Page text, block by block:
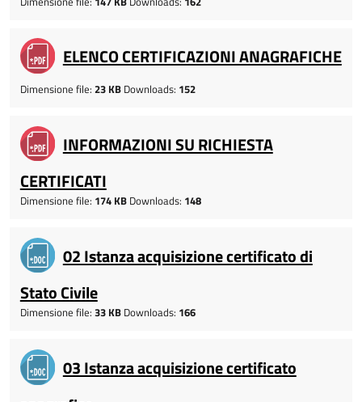
ELENCO CERTIFICAZIONI ANAGRAFICHE
Dimensione file: 23 KB Downloads: 152
INFORMAZIONI SU RICHIESTA
CERTIFICATI
Dimensione file: 174 KB Downloads: 148
02 Istanza acquisizione certificato di
Stato Civile
Dimensione file: 33 KB Downloads: 166
03 Istanza acquisizione certificato